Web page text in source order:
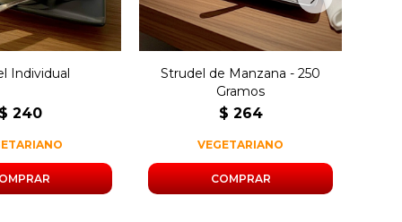
Individual
$ 240
Strudel de Manzana - 250
Gramos
$ 264
VEGETARIANO